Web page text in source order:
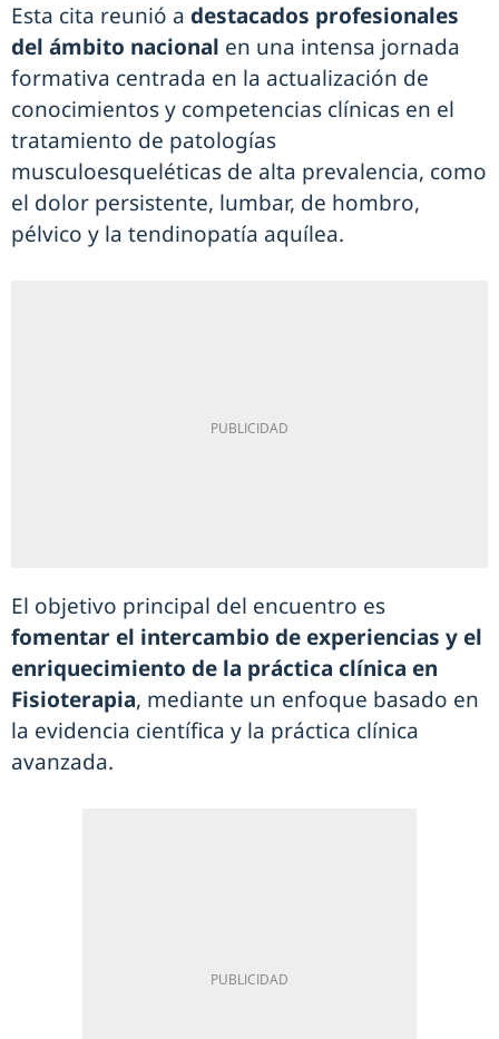
Esta cita reunió a destacados profesionales
del ámbito nacional en una intensa jornada
formativa centrada en la actualización de
conocimientos y competencias clínicas en el
tratamiento de patologías
musculoesqueléticas de alta prevalencia, como
el dolor persistente, lumbar, de hombro,
pélvico y la tendinopatía aquílea.
El objetivo principal del encuentro es
fomentar el intercambio de experiencias y el
enriquecimiento de la práctica clínica en
Fisioterapia, mediante un enfoque basado en
la evidencia científica y la práctica clínica
avanzada.